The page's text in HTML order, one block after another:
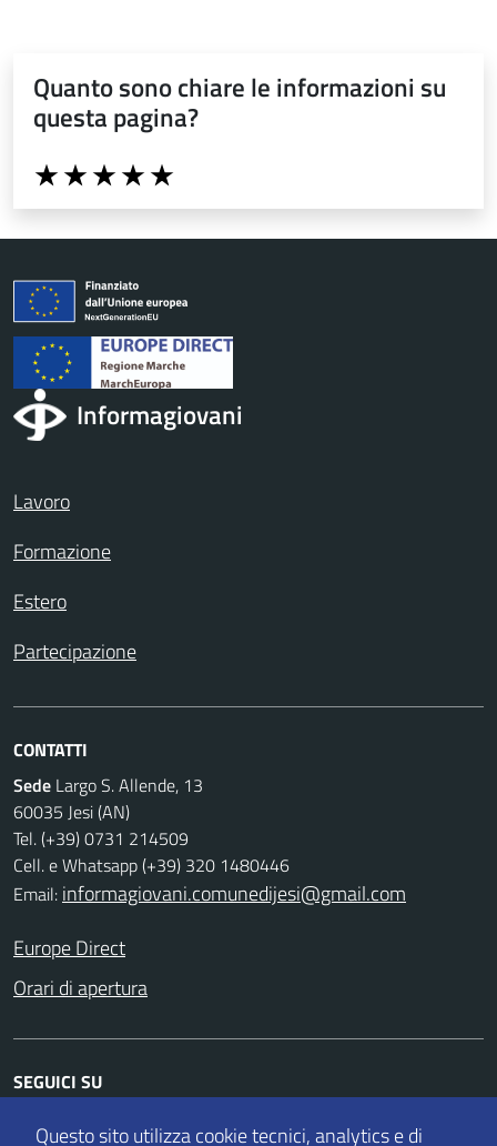
Quanto sono chiare le informazioni su
questa pagina?
Valuta da 1 a 5 stelle la pagina
Valuta 5 stelle su 5
Valuta 4 stelle su 5
Valuta 3 stelle su 5
Valuta 2 stelle su 5
Valuta 1 stelle su 5
Informagiovani
Lavoro
Formazione
Estero
Partecipazione
CONTATTI
Sede Largo S. Allende, 13
60035 Jesi (AN)
Tel. (+39) 0731 214509
Cell. e Whatsapp (+39) 320 1480446
Email: informagiovani.comunedijesi@gmail.com
Europe Direct
Orari di apertura
SEGUICI SU
FacebookTwitterInstagramWhatsapp
Questo sito utilizza cookie tecnici, analytics e di